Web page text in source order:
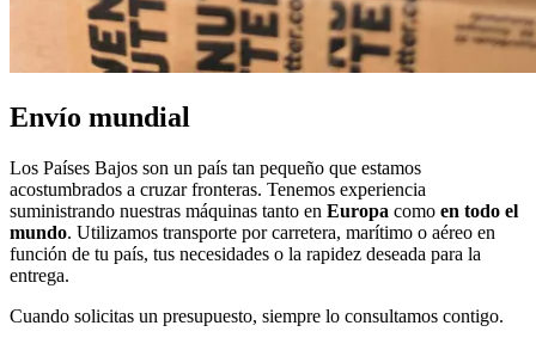
Envío mundial
Los Países Bajos son un país tan pequeño que estamos
acostumbrados a cruzar fronteras. Tenemos experiencia
suministrando nuestras máquinas tanto en Europa como en todo el
mundo. Utilizamos transporte por carretera, marítimo o aéreo en
función de tu país, tus necesidades o la rapidez deseada para la
entrega.
Cuando solicitas un presupuesto, siempre lo consultamos contigo.